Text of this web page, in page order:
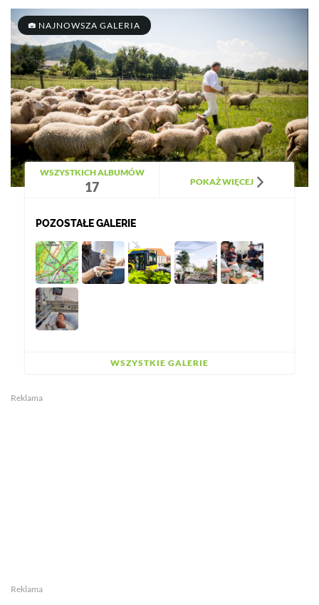
NAJNOWSZA GALERIA
WSZYSTKICH ALBUMÓW
17 POKAŻ WIĘCEJ
POZOSTAŁE GALERIE
WSZYSTKIE GALERIE
Reklama
Reklama